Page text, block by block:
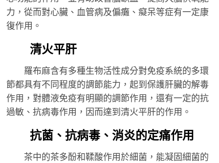
力，從而對心臟、血管病及偏癱、癡呆等症有一定康
復作用。
清火平肝
羅布麻含有多種生物活性成分對免疫系統的多環
節都具有不同程度的調節能力，起到保護肝臟的解毒
作用，對體液免疫有明顯的調節作用，還有一定的抗
過敏、抗病毒作用，因而達到清火平肝的作用。
抗菌、抗病毒、消炎的定痛作用
茶中的茶多酚和鞣酸作用於細菌，能凝固細菌的